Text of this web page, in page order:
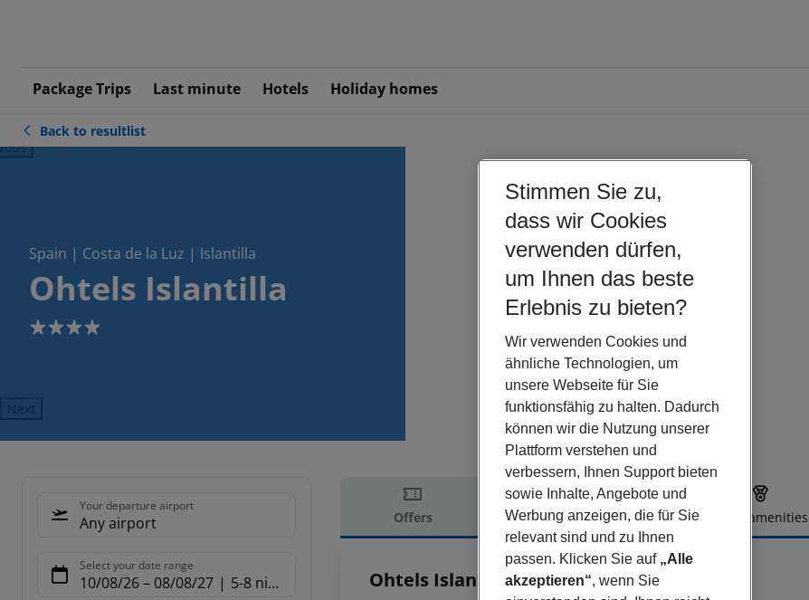
Package Trips Last minute Hotels Holiday homes
Back to resultlist
Spain | Costa de la Luz | Islantilla
Ohtels Islantilla
4
Next
Your departure airport
Any airport
Select your date range
10/08/26– 08/08/27 5-8 nights
Offers Offer description Hotel amenities
Offer description
Ohtels Islantilla
Stimmen Sie zu,
dass wir Cookies
verwenden dürfen,
um Ihnen das beste
Erlebnis zu bieten?
Wir verwenden Cookies und
ähnliche Technologien, um
unsere Webseite für Sie
funktionsfähig zu halten. Dadurch
können wir die Nutzung unserer
Plattform verstehen und
verbessern, Ihnen Support bieten
sowie Inhalte, Angebote und
Werbung anzeigen, die für Sie
relevant sind und zu Ihnen
passen. Klicken Sie auf „Alle
akzeptieren“, wenn Sie